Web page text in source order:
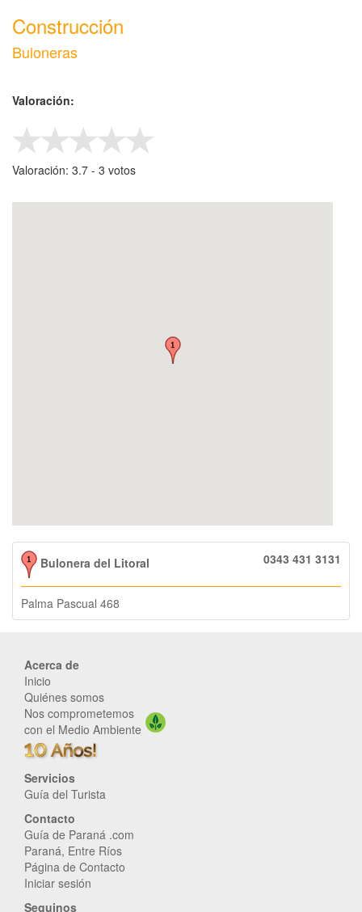
Construcción
Buloneras
Valoración:
Valoración: 3.7 - ‎ 3 votos
Bulonera del Litoral 0343 431 3131
Palma Pascual 468
Acerca de
Inicio
Quiénes somos
Nos comprometemos
con el Medio Ambiente
Servicios
Guía del Turista
Contacto
Guía de Paraná .com
Paraná, Entre Ríos
Página de Contacto
Iniciar sesión
Seguinos